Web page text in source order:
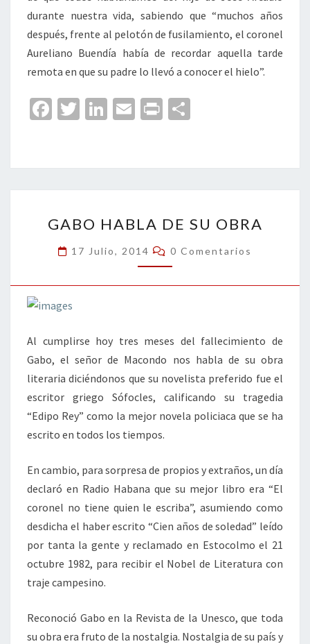
durante nuestra vida, sabiendo que “muchos años
después, frente al pelotón de fusilamiento, el coronel
Aureliano Buendía había de recordar aquella tarde
remota en que su padre lo llevó a conocer el hielo”.
Fa
o
o
k
T
er
Li
dI
n
E
l
Pr
p
ar
tir
HABLA
DE
SU
OBRA
GABO HABLA DE SU OBRA
17 Julio, 2014 Comentarios
0 Comentarios
Al cumplirse hoy tres meses del fallecimiento de
Gabo, el señor de Macondo nos habla de su obra
literaria diciéndonos que su novelista preferido fue el
escritor griego Sófocles, calificando su tragedia
“Edipo Rey” como la mejor novela policiaca que se ha
escrito en todos los tiempos.
En cambio, para sorpresa de propios y extraños, un día
declaró en Radio Habana que su mejor libro era “El
coronel no tiene quien le escriba”, asumiendo como
desdicha el haber escrito “Cien años de soledad” leído
por tanta la gente y reclamado en Estocolmo el 21
octubre 1982, para recibir el Nobel de Literatura con
traje campesino.
Reconoció Gabo en la Revista de la Unesco, que toda
su obra era fruto de la nostalgia. Nostalgia de su país y